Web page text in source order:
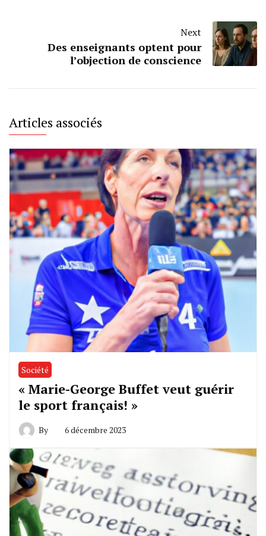
Next
Des enseignants optent pour
l’objection de conscience
Articles associés
Société
« Marie-George Buffet veut guérir
le sport français! »
By 6 décembre 2023